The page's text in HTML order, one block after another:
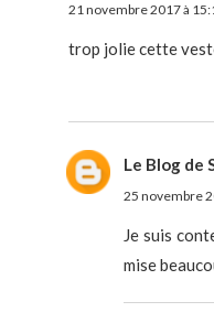
21 novembre 2017 à
trop jolie cette
Le Blog de
25 novembre
Je suis
mise